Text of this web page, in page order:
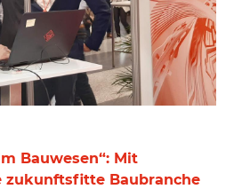
Bauwesen“: Mit
zukunftsfitte Baubranche